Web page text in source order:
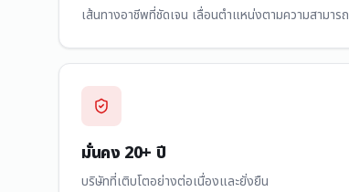
เส้นทางอาชีพที่ชัดเจน เลื่อนตำแหน่งตามความสามารถ
มั่นคง 20+ ปี
บริษัทที่เติบโตอย่างต่อเนื่องและยั่งยืน